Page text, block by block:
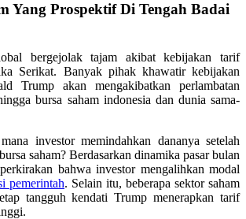
Yang Prospektif Di Tengah Badai
bergejolak tajam akibat kebijakan tarif
Serikat. Banyak pihak khawatir kebijakan
Trump akan mengakibatkan perlambatan
bursa saham indonesia dan dunia sama-
investor memindahkan dananya setelah
saham? Berdasarkan dinamika pasar bulan
bahwa investor mengalihkan modal
pemerintah. Selain itu, beberapa sektor saham
tangguh kendati Trump menerapkan tarif